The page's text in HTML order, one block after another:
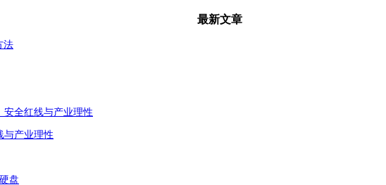
最新文章
与产业理性